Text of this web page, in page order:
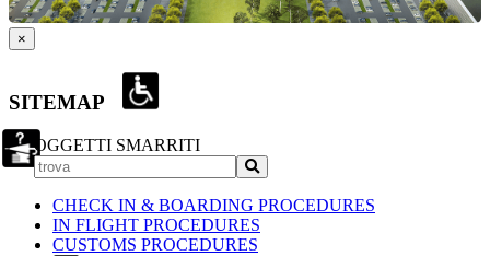
×
SITEMAP
OGGETTI SMARRITI
CHECK IN & BOARDING PROCEDURES
IN FLIGHT PROCEDURES
CUSTOMS PROCEDURES